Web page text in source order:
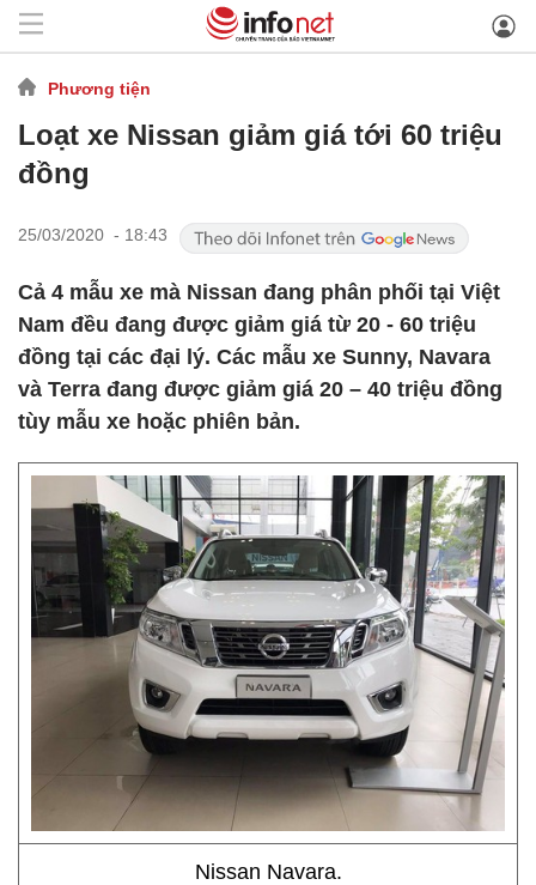
Phương tiện
Loạt xe Nissan giảm giá tới 60 triệu
đồng
25/03/2020 - 18:43
Cả 4 mẫu xe mà Nissan đang phân phối tại Việt
Nam đều đang được giảm giá từ 20 - 60 triệu
đồng tại các đại lý. Các mẫu xe Sunny, Navara
và Terra đang được giảm giá 20 – 40 triệu đồng
tùy mẫu xe hoặc phiên bản.
Nissan Navara.